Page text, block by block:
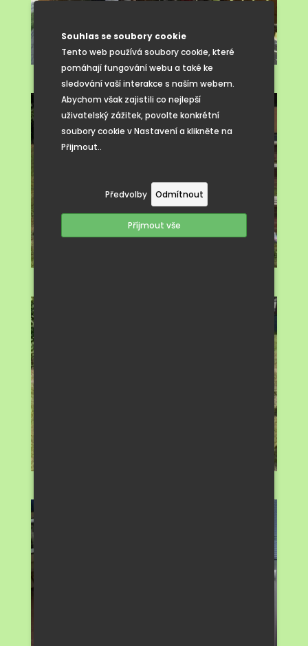
Souhlas se soubory cookie
Tento web používá soubory cookie, které
pomáhají fungování webu a také ke
sledování vaší interakce s naším webem.
Abychom však zajistili co nejlepší
uživatelský zážitek, povolte konkrétní
soubory cookie v Nastavení a klikněte na
Přijmout..
Předvolby Odmítnout
Příjmout vše